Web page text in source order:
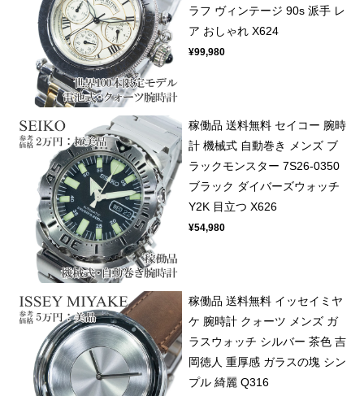
ラフ ヴィンテージ 90s 派手 レ
ア おしゃれ X624
¥99,980
稼働品 送料無料 セイコー 腕時
計 機械式 自動巻き メンズ ブ
ラックモンスター 7S26-0350
ブラック ダイバーズウォッチ
Y2K 目立つ X626
¥54,980
稼働品 送料無料 イッセイミヤ
ケ 腕時計 クォーツ メンズ ガ
ラスウォッチ シルバー 茶色 吉
岡徳人 重厚感 ガラスの塊 シン
プル 綺麗 Q316